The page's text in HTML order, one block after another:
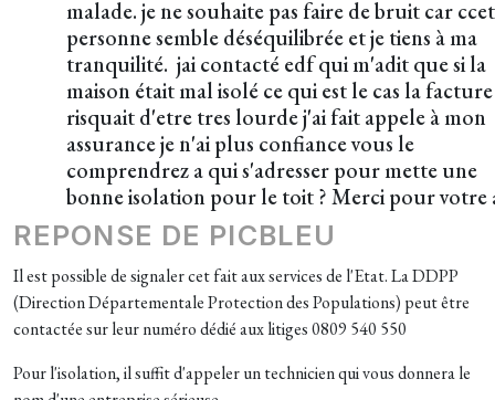
malade. je ne souhaite pas faire de bruit car
personne semble déséquilibrée et je tiens à ma
tranquilité. jai contacté edf qui m'adit que si la
maison était mal isolé ce qui est le cas la facture
risquait d'etre tres lourde j'ai fait appele à mon
assurance je n'ai plus confiance vous le
comprendrez a qui s'adresser pour mette une
bonne isolation pour le toit ? Merci pour votre
REPONSE DE PICBLEU
Il est possible de signaler cet fait aux services de l'Etat. La DDPP
(Direction Départementale Protection des Populations) peut être
contactée sur leur numéro dédié aux litiges 0809 540 550
Pour l'isolation, il suffit d'appeler un technicien qui vous donnera le